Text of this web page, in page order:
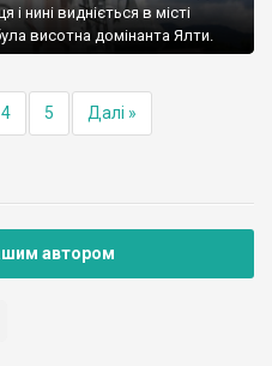
нині видніється в місті
висотна домінанта Ялти.
4 5 Далі »
автором